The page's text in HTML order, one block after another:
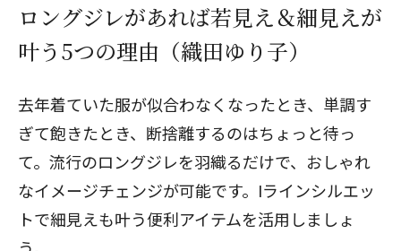
ロングジレがあれば若見え＆細見えが
叶う5つの理由（織田ゆり子）
去年着ていた服が似合わなくなったとき、単調す
ぎて飽きたとき、断捨離するのはちょっと待っ
て。流行のロングジレを羽織るだけで、おしゃれ
なイメージチェンジが可能です。Iラインシルエッ
トで細見えも叶う便利アイテムを活用しましょ